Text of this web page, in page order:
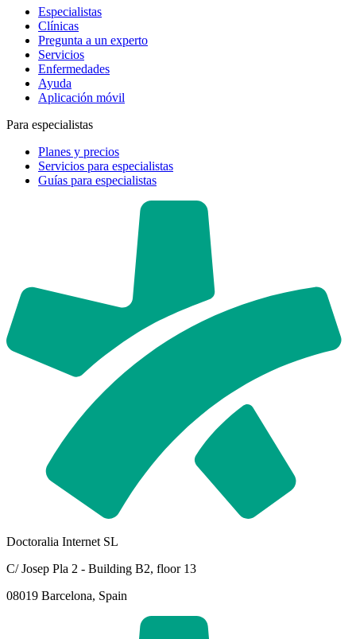
Especialistas
Clínicas
Pregunta a un experto
Servicios
Enfermedades
Ayuda
Aplicación móvil
Para especialistas
Planes y precios
Servicios para especialistas
Guías para especialistas
Doctoralia Internet SL
C/ Josep Pla 2 - Building B2, floor 13
08019 Barcelona, Spain